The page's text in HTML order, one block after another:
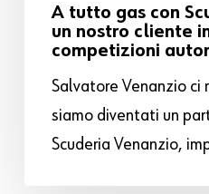
A tutto gas con
un nostro cliente
competizioni
Salvatore Venanzio ci
siamo diventati un
Scuderia Venanzio,